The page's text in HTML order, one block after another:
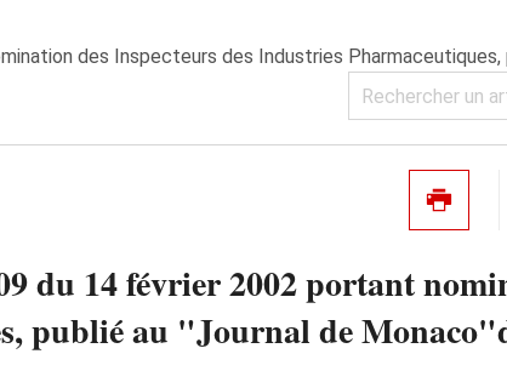
des Inspecteurs des Industries Pharmaceutiques,
du 14 février 2002 portant
publié au "Journal de